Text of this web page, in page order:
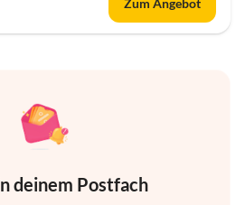
Zum Angebot
deinem Postfach